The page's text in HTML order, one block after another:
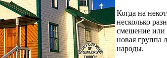
Когда на
несколько
смешение или
новая группа
народы.